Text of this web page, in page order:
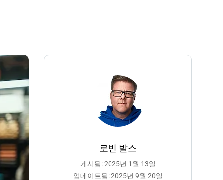
로빈 발스
게시됨: 2025년 1월 13일
업데이트됨: 2025년 9월 20일